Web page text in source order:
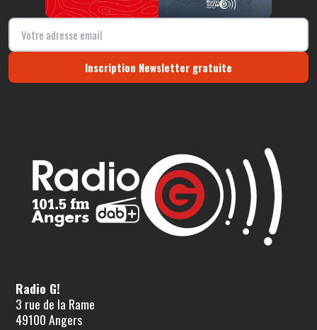
Inscription Newsletter gratuite
Radio G!
3 rue de la Rame
49100 Angers